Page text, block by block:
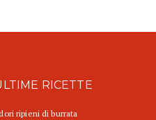
RICETTE
ripieni di burrata